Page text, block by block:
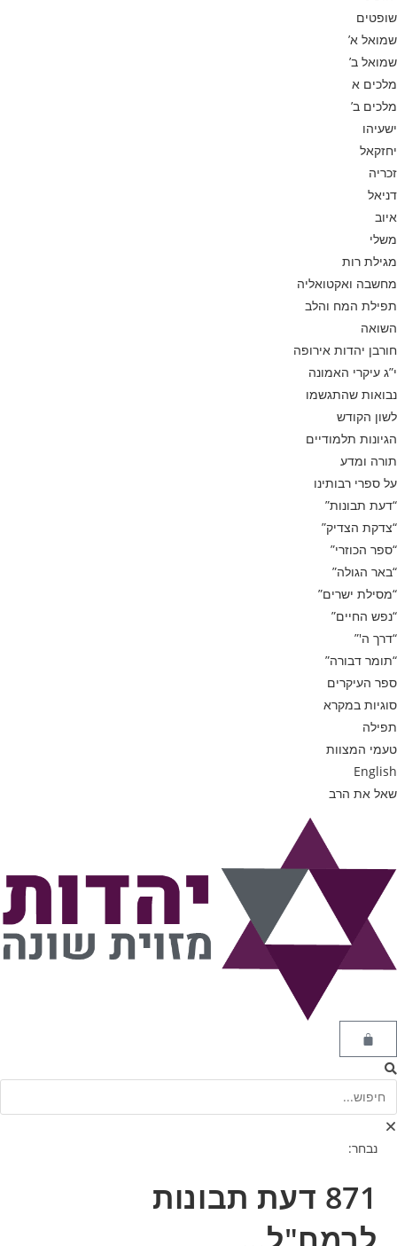
שופטים
שמואל א’
שמואל ב’
מלכים א
מלכים ב’
ישעיהו
יחזקאל
זכריה
דניאל
איוב
משלי
מגילת רות
מחשבה ואקטואליה
תפילת המח והלב
השואה
חורבן יהדות אירופה
י”ג עיקרי האמונה
נבואות שהתגשמו
לשון הקודש
הגיונות תלמודיים
תורה ומדע
על ספרי רבותינו
“דעת תבונות”
“צדקת הצדיק”
“ספר הכוזרי”
“באר הגולה”
“מסילת ישרים”
“נפש החיים”
“דרך ה'”
“תומר דבורה”
ספר העיקרים
סוגיות במקרא
תפילה
טעמי המצוות
English
שאל את הרב
נבחר:
871 דעת תבונות